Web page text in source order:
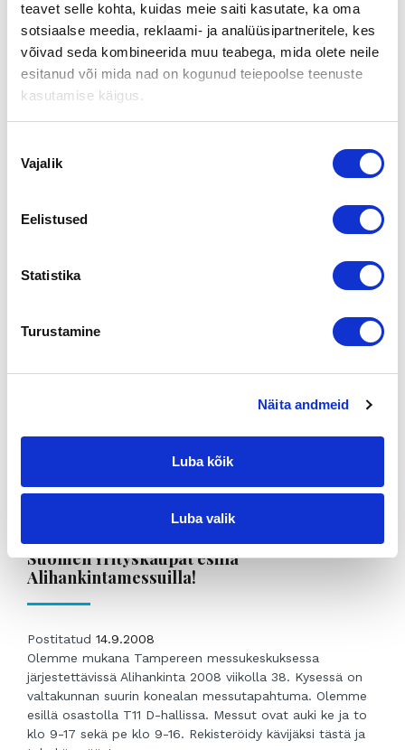
teavet selle kohta, kuidas meie saiti kasutate, ka oma
sotsiaalse meedia, reklaami- ja analüüsipartneritele, kes
võivad seda kombineerida muu teabega, mida olete neile
esitanud või mida nad on kogunud teiepoolse teenuste
kasutamise käigus.
valik
Vajalik
Eelistused
Statistika
Turustamine
Näita andmeid
Luba kõik
Luba valik
Postitatud
30.9.2008
Olemme mukana YRITYSTREFFIT 2008 –tapahtumassa
Lahdessa. Tlaisuus järjestetään Lahti Hallissa, 6.11.2008
klo 14-18. Yritystreffit on uusista liikekontakteista
kiinnostuneiden yritysten välinen kontaktitapahtuma ja se
edistämään liiketoimintaansa. Ilmoittaudu tilaisuuteen
Suomen Yrityskaupat Oy nyt yhdeksällä
kasvanut Suomen suurimmaksi yritysten
Franchising-konseptilla toimiva ketju palvelee nyt Oulusta
toimipisteet on avattu Jyväskylään ja Ouluun. Ketjussa
Ostajarekisteri on Suomen suurin. Suomen
Yrityskauppojen kautta hakee ostokohteita 6 000
Suomen Yrityskaupat esillä
Alihankintamessuilla!
Postitatud 14.9.2008
Olemme mukana Tampereen messukeskuksessa
järjestettävissä Alihankinta 2008 viikolla 38. Kysessä on
valtakunnan suurin konealan messutapahtuma. Olemme
esillä osastolla T11 D-hallissa. Messut ovat auki ke ja to
klo 9-17 sekä pe klo 9-16. Rekisteröidy kävijäksi tästä ja